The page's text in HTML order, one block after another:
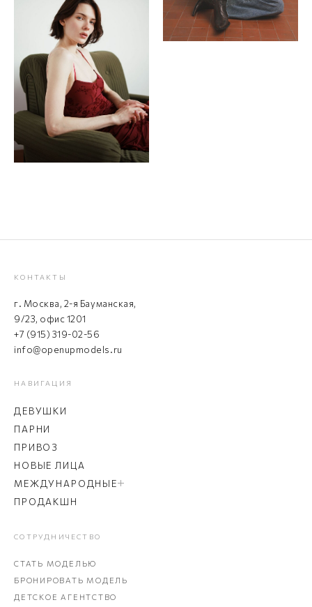
КОНТАКТЫ
г. Москва, 2-я Бауманская,
9/23, офис 1201
+7 (915) 319-02-56
info@openupmodels.ru
НАВИГАЦИЯ
ДЕВУШКИ
ПАРНИ
ПРИВОЗ
НОВЫЕ ЛИЦА
МЕЖДУНАРОДНЫЕ
ПРОДАКШН
СОТРУДНИЧЕСТВО
СТАТЬ МОДЕЛЬЮ
БРОНИРОВАТЬ МОДЕЛЬ
ДЕТСКОЕ АГЕНТСТВО